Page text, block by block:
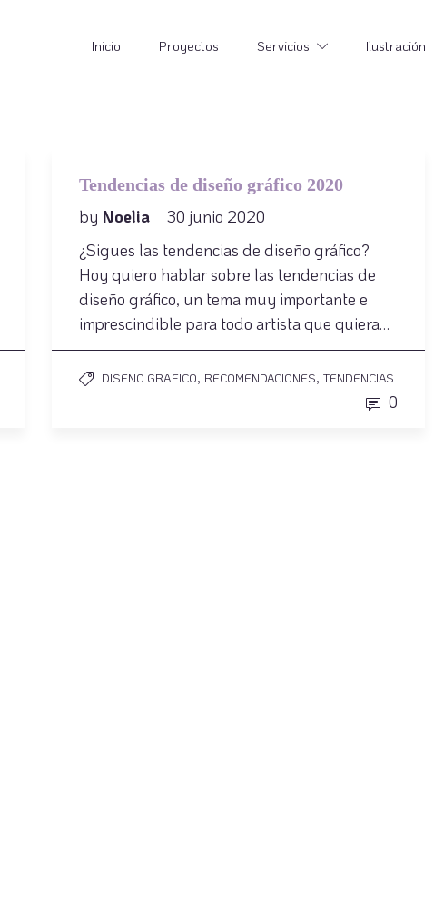
Inicio Proyectos Servicios Ilustración
Tendencias de diseño gráfico 2020
by Noelia
30 junio 2020
¿Sigues las tendencias de diseño gráfico?
Hoy quiero hablar sobre las tendencias de
diseño gráfico, un tema muy importante e
imprescindible para todo artista que quiera…
DISEÑO GRAFICO, RECOMENDACIONES, TENDENCIAS
0